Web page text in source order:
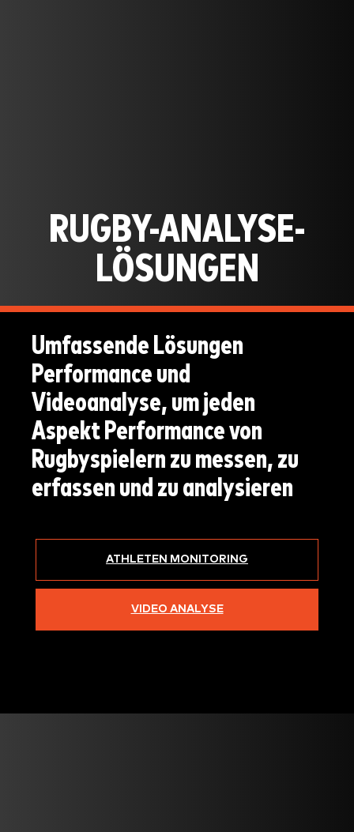
RUGBY-ANALYSE-
LÖSUNGEN
Umfassende Lösungen
Performance und
Videoanalyse, um jeden
Aspekt Performance von
Rugbyspielern zu messen, zu
erfassen und zu analysieren
ATHLETEN MONITORING
VIDEO ANALYSE